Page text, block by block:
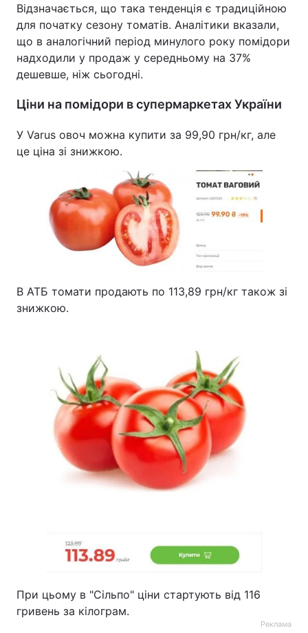
Відзначається, що така тенденція є традиційною
для початку сезону томатів. Аналітики вказали,
що в аналогічний період минулого року помідори
надходили у продаж у середньому на 37%
дешевше, ніж сьогодні.
Ціни на помідори в супермаркетах України
У Varus овоч можна купити за 99,90 грн/кг, але
це ціна зі знижкою.
В АТБ томати продають по 113,89 грн/кг також зі
знижкою.
При цьому в "Сільпо" ціни стартують від 116
гривень за кілограм.
Реклама